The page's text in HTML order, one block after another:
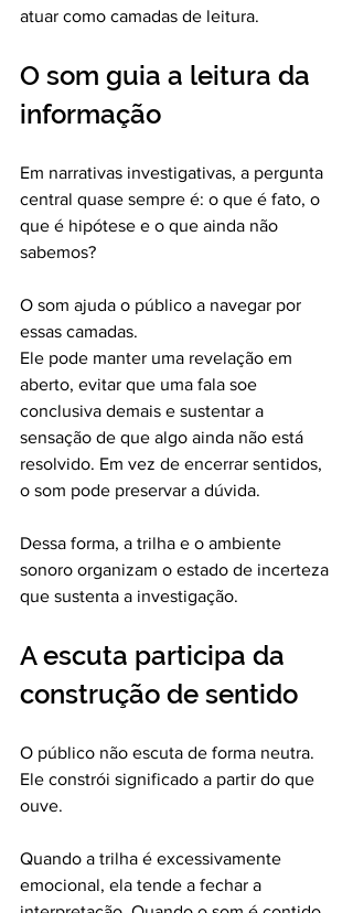
atuar como camadas de leitura.
O som guia a leitura da
informação
Em narrativas investigativas, a pergunta
central quase sempre é: o que é fato, o
que é hipótese e o que ainda não
sabemos?
O som ajuda o público a navegar por
essas camadas.
Ele pode manter uma revelação em
aberto, evitar que uma fala soe
conclusiva demais e sustentar a
sensação de que algo ainda não está
resolvido. Em vez de encerrar sentidos,
o som pode preservar a dúvida.
Dessa forma, a trilha e o ambiente
sonoro organizam o estado de incerteza
que sustenta a investigação.
A escuta participa da
construção de sentido
O público não escuta de forma neutra.
Ele constrói significado a partir do que
ouve.
Quando a trilha é excessivamente
emocional, ela tende a fechar a